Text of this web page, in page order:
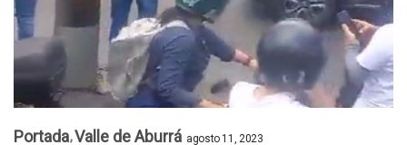
Portada Valle de Aburrá agosto 11, 2023